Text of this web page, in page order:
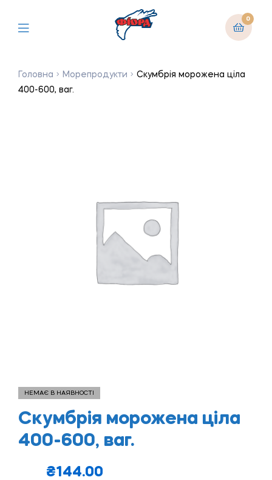
0
Головна Морепродукти
Скумбрія морожена ціла
400-600, ваг.
НЕМАЄ В НАЯВНОСТІ
Скумбрія морожена ціла
400-600, ваг.
₴144.00